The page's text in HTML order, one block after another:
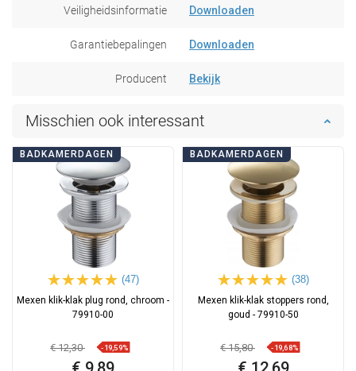
Veiligheidsinformatie Downloaden
Garantiebepalingen Downloaden
Producent Bekijk
Misschien ook interessant
BADKAMERDAGEN
(47)
Mexen klik-klak plug rond, chroom -
79910-00
€ 12,30 -19,59%
BADKAMERDAGEN
(38)
Mexen klik-klak stoppers rond,
goud - 79910-50
€ 15,80 -19,68%